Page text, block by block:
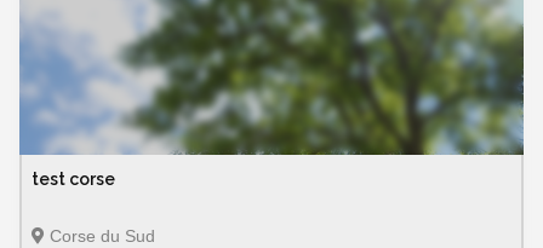
test corse
Corse du Sud